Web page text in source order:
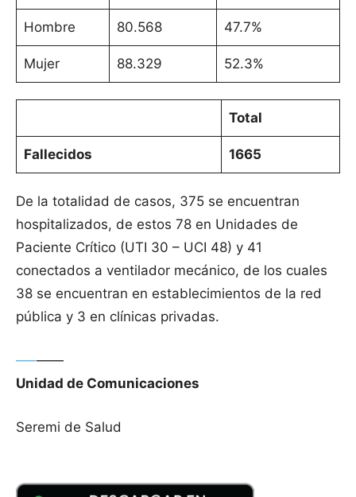
Hombre 80.568 47.7%
Mujer 88.329 52.3%
Total
Fallecidos 1665
De la totalidad de casos, 375 se encuentran
hospitalizados, de estos 78 en Unidades de
Paciente Crítico (UTI 30 – UCI 48) y 41
conectados a ventilador mecánico, de los cuales
38 se encuentran en establecimientos de la red
pública y 3 en clínicas privadas.
—–——
Unidad de Comunicaciones
Seremi de Salud